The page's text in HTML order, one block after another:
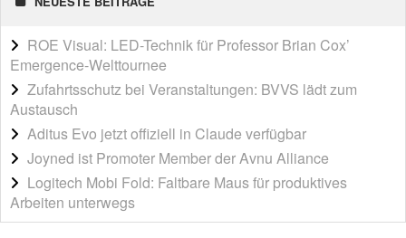
ROE Visual: LED-Technik für Professor Brian Cox’
Emergence-Welttournee
Zufahrtsschutz bei Veranstaltungen: BVVS lädt zum
Austausch
Aditus Evo jetzt offiziell in Claude verfügbar
Joyned ist Promoter Member der Avnu Alliance
Logitech Mobi Fold: Faltbare Maus für produktives
Arbeiten unterwegs